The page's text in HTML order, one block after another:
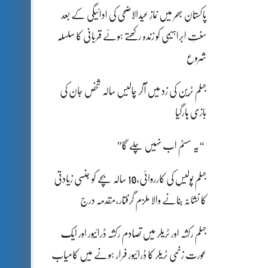
پاکستان بھر میں نمازِ عیدالاضحی کی ادائیگی کے بعد
سنتِ ابراہیمی کو زندہ رکھتے ہوئے قربانی کا سلسلہ
شروع
جہلم ٹرین کی زد میں آکر چالیس سالہ شخص جان کی
بازی ہارگیا
“یہ سسٹم اب نہیں چلے گا”
جہلم پولیس کی کارروائی،10 سالہ بچے کو جنسی زیادتی
کا نشانہ بنانے والا ملزم گرفتار،مقدمہ درج
جہلم رکشہ اور ٹریلر میں تصادم رکشہ ڈرائیور اور ایک
عورت زخمی ٹریلر کا ڈرائیور فرار ہونے میں کامیاب